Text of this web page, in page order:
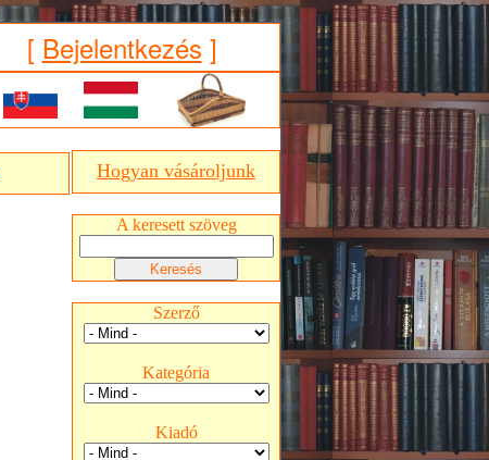
[ Bejelentkezés ]
Hogyan vásároljunk
A keresett szöveg
Szerző
Kategória
Kiadó